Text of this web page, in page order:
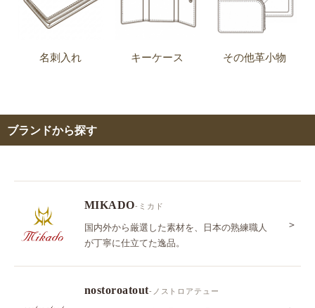
名刺入れ キーケース その他革小物
ブランドから探す
MIKADO-ミカド
国内外から厳選した素材を、日本の熟練職人
が丁寧に仕立てた逸品。
＞
nostoroatout-ノストロアテュー